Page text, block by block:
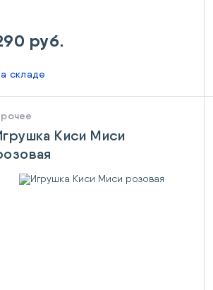
руб.
складе
Киси Миси